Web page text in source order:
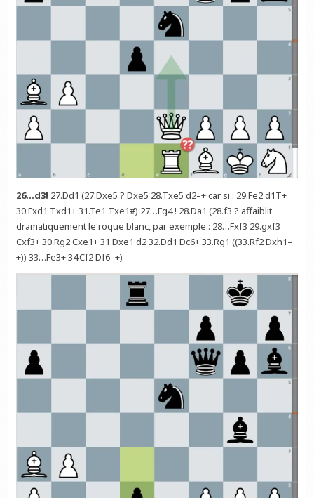
26…d3! 27.Dd1 (27.Dxe5 ? Dxe5 28.Txe5 d2–+ car si : 29.Fe2 d1T+
30.Fxd1 Txd1+ 31.Te1 Txe1#) 27…Fg4 ! 28.Da1 (28.f3 ? affaiblit
dramatiquement le roque blanc, par exemple : 28…Fxf3 29.gxf3
Cxf3+ 30.Rg2 Cxe1+ 31.Dxe1 d2 32.Dd1 Dc6+ 33.Rg1 ((33.Rf2 Dxh1–
+)) 33…Fe3+ 34.Cf2 Df6–+)